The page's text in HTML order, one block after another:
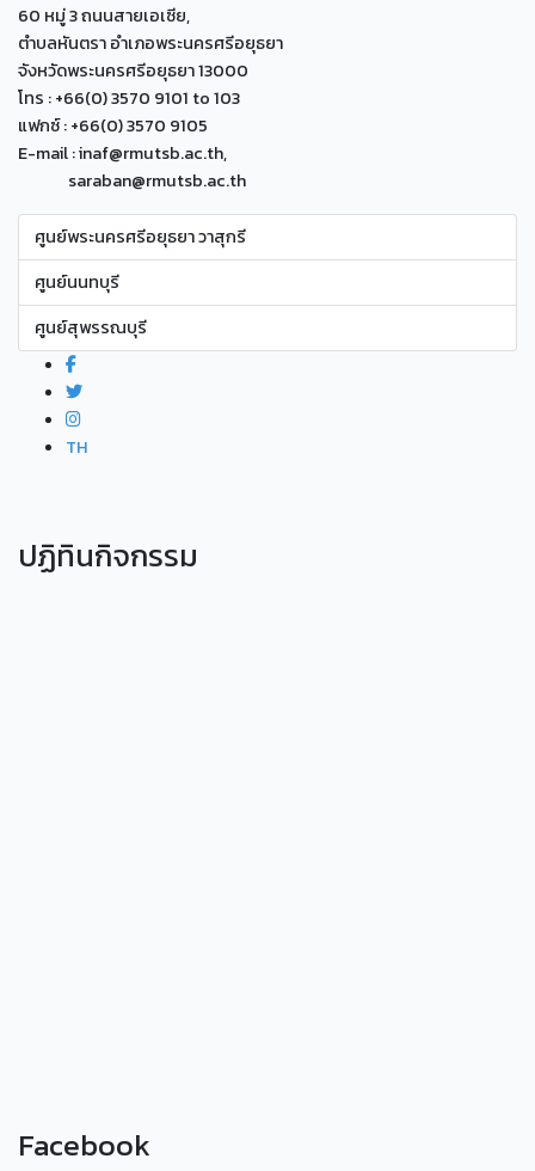
60 หมู่ 3 ถนนสายเอเซีย,
ตำบลหันตรา อำเภอพระนครศรีอยุธยา
จังหวัดพระนครศรีอยุธยา 13000
โทร : +66(0) 3570 9101 to 103
แฟกซ์ : +66(0) 3570 9105
E-mail : inaf@rmutsb.ac.th,
saraban@rmutsb.ac.th
ศูนย์พระนครศรีอยุธยา วาสุกรี
ศูนย์นนทบุรี
ศูนย์สุพรรณบุรี
TH
ปฏิทินกิจกรรม
Facebook